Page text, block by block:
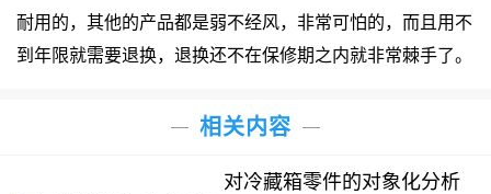
耐用的，其他的产品都是弱不经风，非常可怕的，而且用不
到年限就需要退换，退换还不在保修期之内就非常棘手了。
相关内容
对冷藏箱零件的对象化分析